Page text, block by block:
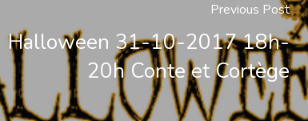
Previous Post
Halloween 31-10-2017 18h-
20h Conte et Cortège